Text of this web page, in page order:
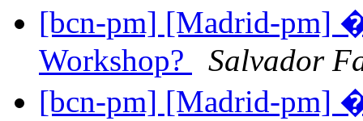
[bcn-pm] [Madrid-pm]
Workshop?
Salvador
[bcn-pm] [Madrid-pm]